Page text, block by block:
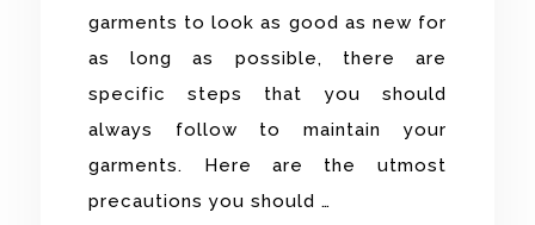
garments to look as good as new for
as long as possible, there are
specific steps that you should
always follow to maintain your
garments. Here are the utmost
precautions you should …